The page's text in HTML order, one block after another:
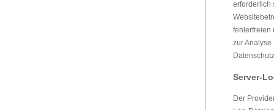
erforderlich
fehlerfreien
zur
Server-
Der